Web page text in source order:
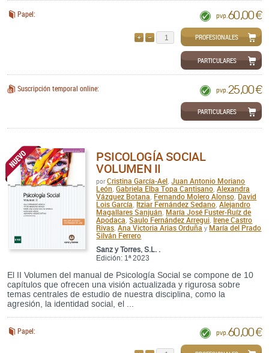
Papel: pvp. 60,00 €
QUITARPROFESIONALES
PARTICULARES
Suscripción temporal online: pvp. 25,00 €
PARTICULARES
PSICOLOGÍA SOCIAL
VOLUMEN II
porCristina García-Ael ,Juan Antonio Moriano
León
,Gabriela Elba Topa Cantisano ,Alexandra
Vázquez Botana Fernando Molero Alonso David
Lois García Itziar Fernández Sedano ,Alejandro
Magallares Sanjuán María José Fuster-Ruíz de
Apodaca
,Saulo Fernández Arregui Irene Castro
Rivas ,Ana Victoria Arias Orduña y María del Prado
Silván Ferrero
Sanz y Torres, S.L. .
Edición: 1ª 2023
El II Volumen del manual de Psicología Social se compone de 10
capítulos que ofrecen una visión actualizada y rigurosa sobre
temas centrales de estudio de nuestra disciplina, como la
agresión, la identidad social, el ...
Papel: pvp. 60,00 €